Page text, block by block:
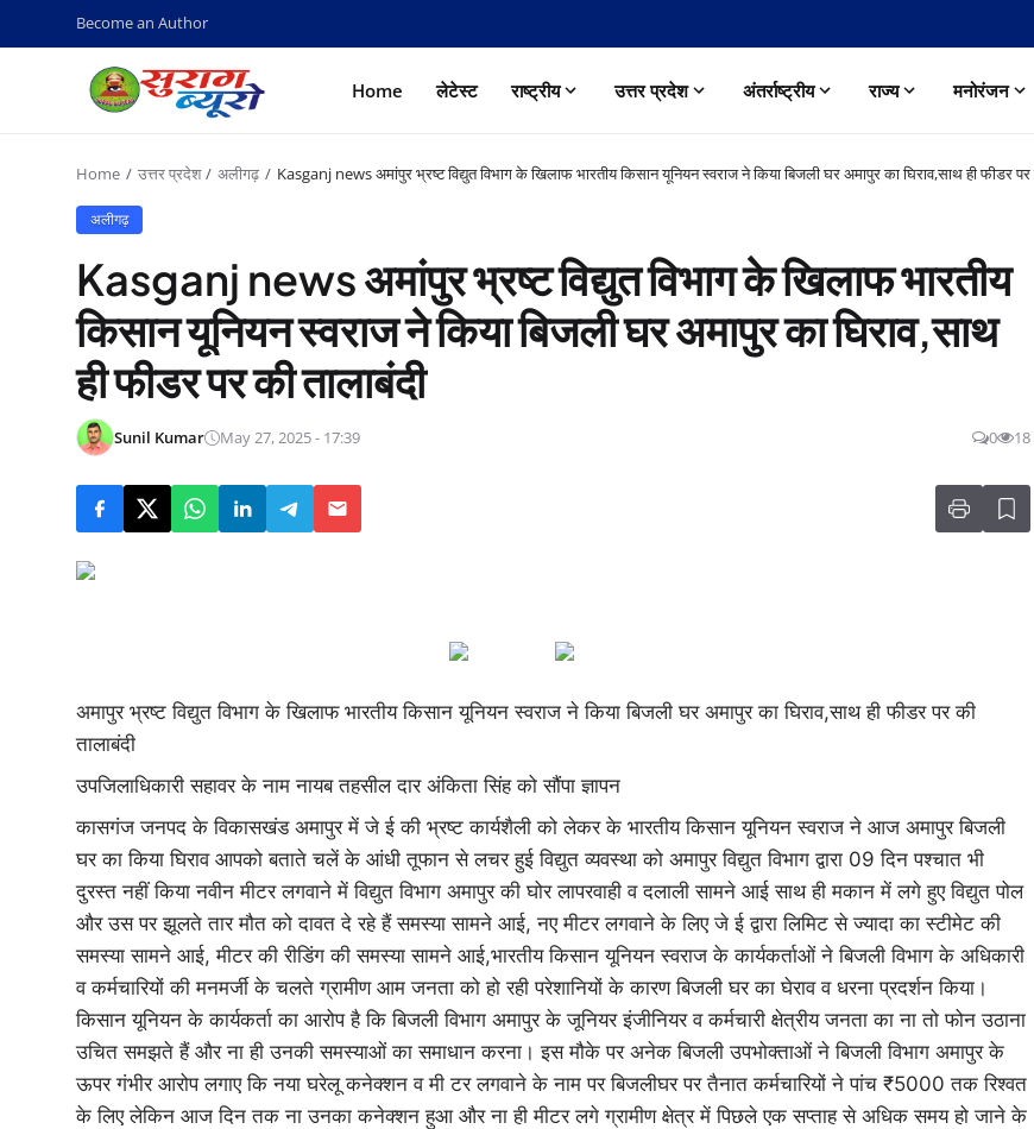
Become an Author
Home लेटेस्ट राष्ट्रीय उत्तर प्रदेश अंतर्राष्ट्रीय राज्य मनोरंजन
Home उत्तर प्रदेश अलीगढ़ Kasganj news अमांपुर भ्रष्ट विद्युत विभाग के खिलाफ भारतीय किसान यूनियन स्वराज ने किया बिजली घर अमापुर का घिराव,साथ ही फीडर पर
अलीगढ़
Kasganj news अमांपुर भ्रष्ट विद्युत विभाग के खिलाफ भारतीय
किसान यूनियन स्वराज ने किया बिजली घर अमापुर का घिराव,साथ
ही फीडर पर की तालाबंदी
Sunil Kumar May 27, 2025 - 17:39 0 18
अमापुर भ्रष्ट विद्युत विभाग के खिलाफ भारतीय किसान यूनियन स्वराज ने किया बिजली घर अमापुर का घिराव,साथ ही फीडर पर की
तालाबंदी
उपजिलाधिकारी सहावर के नाम नायब तहसील दार अंकिता सिंह को सौंपा ज्ञापन
कासगंज जनपद के विकासखंड अमापुर में जे ई की भ्रष्ट कार्यशैली को लेकर के भारतीय किसान यूनियन स्वराज ने आज अमापुर बिजली
घर का किया घिराव आपको बताते चलें के आंधी तूफान से लचर हुई विद्युत व्यवस्था को अमापुर विद्युत विभाग द्वारा 09 दिन पश्चात भी
दुरस्त नहीं किया नवीन मीटर लगवाने में विद्युत विभाग अमापुर की घोर लापरवाही व दलाली सामने आई साथ ही मकान में लगे हुए विद्युत पोल
और उस पर झूलते तार मौत को दावत दे रहे हैं समस्या सामने आई, नए मीटर लगवाने के लिए जे ई द्वारा लिमिट से ज्यादा का स्टीमेट की
समस्या सामने आई, मीटर की रीडिंग की समस्या सामने आई,भारतीय किसान यूनियन स्वराज के कार्यकर्ताओं ने बिजली विभाग के अधिकारी
व कर्मचारियों की मनमर्जी के चलते ग्रामीण आम जनता को हो रही परेशानियों के कारण बिजली घर का घेराव व धरना प्रदर्शन किया।
किसान यूनियन के कार्यकर्ता का आरोप है कि बिजली विभाग अमापुर के जूनियर इंजीनियर व कर्मचारी क्षेत्रीय जनता का ना तो फोन उठाना
उचित समझते हैं और ना ही उनकी समस्याओं का समाधान करना। इस मौके पर अनेक बिजली उपभोक्ताओं ने बिजली विभाग अमापुर के
ऊपर गंभीर आरोप लगाए कि नया घरेलू कनेक्शन व मी टर लगवाने के नाम पर बिजलीघर पर तैनात कर्मचारियों ने पांच ₹5000 तक रिश्वत
के लिए लेकिन आज दिन तक ना उनका कनेक्शन हुआ और ना ही मीटर लगे ग्रामीण क्षेत्र में पिछले एक सप्ताह से अधिक समय हो जाने के